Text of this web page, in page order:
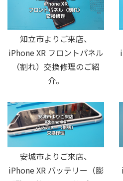
知立市よりご来店、
iPhone XR フロントパネル
（割れ）交換修理のご紹
介。
安城市よりご来店、
iPhone XR バッテリー（膨